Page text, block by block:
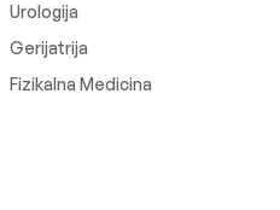
Urologija
Gerijatrija
Fizikalna Medicina